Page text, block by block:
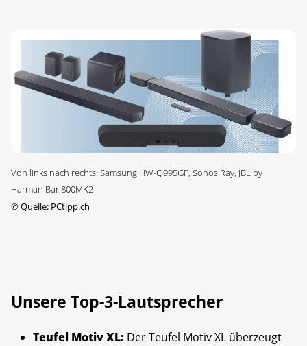
Von links nach rechts: Samsung HW-Q995GF, Sonos Ray, JBL by
Harman Bar 800MK2
©Quelle: PCtipp.ch
Unsere Top-3-Lautsprecher
Teufel Motiv XL: Der Teufel Motiv XL überzeugt